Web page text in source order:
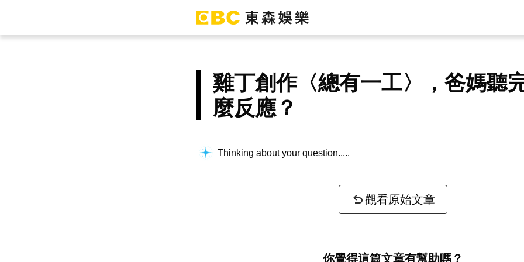
雞丁創作〈總有一工〉，爸媽聽
麼反應？
Thinking about your question...
觀看原始文章
你覺得這篇文章有幫助嗎？